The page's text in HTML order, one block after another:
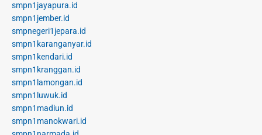
smpn1jayapura.id
smpn1jember.id
smpnegeri1jepara.id
smpn1karanganyar.id
smpn1kendari.id
smpn1kranggan.id
smpn1lamongan.id
smpn1luwuk.id
smpn1madiun.id
smpn1manokwari.id